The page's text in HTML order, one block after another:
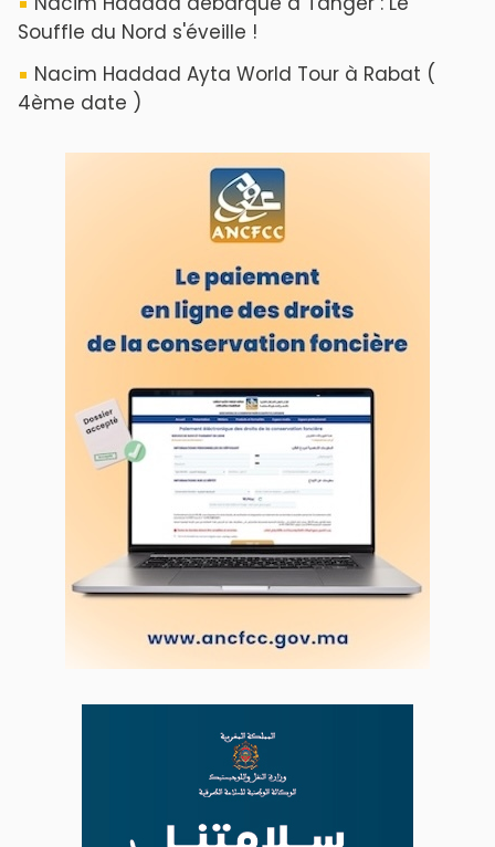
ABOUT US
A propos de L'ODJ
VOS CONTRIBUTIONS
Proposer votre article
LODJ VIDÉO
L'ODJ LIVE TV
LODJ AUDIO
WEB RADIO R212
Copyright © 2022 Groupe de presse Arrissala
Ce site utilise Google Analytics. En continuant à naviguer, vous nous
autorisez à déposer un cookie à des fins de mesure d'audience
Plan du site| Syndication